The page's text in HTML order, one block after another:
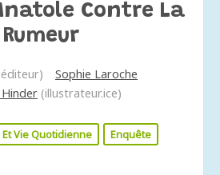
Contre La
Rumeur
Sophie Laroche
(illustrateur.ice)
Et Vie Quotidienne
Enquête